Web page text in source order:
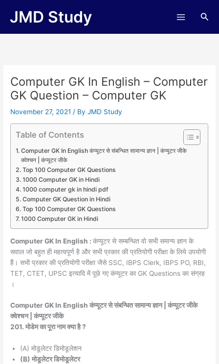
JMD Study
Computer GK In English – Computer
GK Question – Computer GK
November 27, 2021/ ByJMD Study
Table of Contents
Computer GK In English कंप्यूटर से संबन्धित सामान्य ज्ञान | कंप्यूटर जीके
क्वेश्चन | कंप्यूटर जीके
Top 100 Computer GK Questions
1000 Computer GK in Hindi
1000 computer gk in hindi pdf
Computer GK Question in Hindi
Top 100 Computer GK Questions
1000 Computer GK in Hindi
Computer GK In English :कंप्यूटर से सम्बन्धित वो सभी समान्य ज्ञान के
सवाल जो बहुत ही महत्वपूर्ण है और सभी प्रकार की प्रतियोगी परीक्षा के लिये उपयोगी
हैं। सभी प्रकार की प्रतियोगी परीक्षा जैसे SSC, IBPS Clerk, IBPS PO, RBI,
TET, CTET, UPSC इत्यादि में पूछे गए कंप्यूटर का GK Questions का संग्रह
।
Computer GK In English कंप्यूटर से संबन्धित सामान्य ज्ञान | कंप्यूटर जीके
क्वेश्चन | कंप्यूटर जीके
201. मोडेम का पूरा नाम क्या है ?
(A) मोडूलेटर डिमोडूलेशन
(B) मोडूलेटर डिमोडूलेटर